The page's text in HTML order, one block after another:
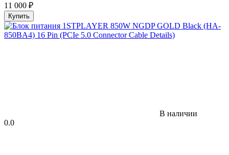
11 000 ₽
Купить
В наличии
0.0